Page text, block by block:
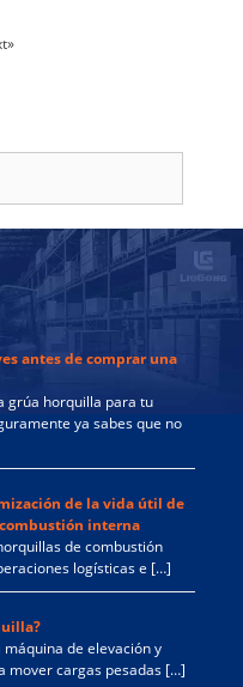
»
antes de comprar una
grúa horquilla para tu
ya sabes que no
de la vida útil de
interna
de combustión
logísticas e […]
de elevación y
mover cargas pesadas […]